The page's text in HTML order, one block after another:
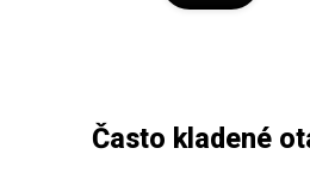
Často kladené